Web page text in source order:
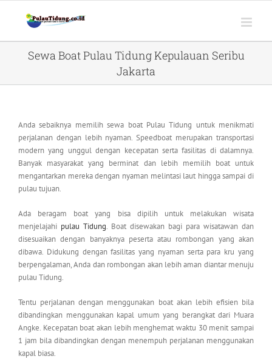
Sewa Boat Pulau Tidung Kepulauan Seribu
Jakarta
Anda sebaiknya memilih sewa boat Pulau Tidung untuk menikmati
perjalanan dengan lebih nyaman. Speedboat merupakan transportasi
modern yang unggul dengan kecepatan serta fasilitas di dalamnya.
Banyak masyarakat yang berminat dan lebih memilih boat untuk
mengantarkan mereka dengan nyaman melintasi laut hingga sampai di
pulau tujuan.
Ada beragam boat yang bisa dipilih untuk melakukan wisata
menjelajahi pulau Tidung. Boat disewakan bagi para wisatawan dan
disesuaikan dengan banyaknya peserta atau rombongan yang akan
dibawa. Didukung dengan fasilitas yang nyaman serta para kru yang
berpengalaman, Anda dan rombongan akan lebih aman diantar menuju
pulau Tidung.
Tentu perjalanan dengan menggunakan boat akan lebih efisien bila
dibandingkan menggunakan kapal umum yang berangkat dari Muara
Angke. Kecepatan boat akan lebih menghemat waktu 30 menit sampai
1 jam bila dibandingkan dengan menempuh perjalanan menggunakan
kapal biasa.